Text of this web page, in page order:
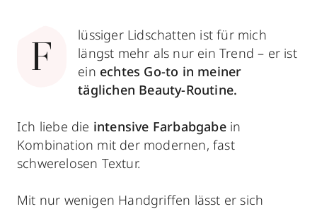
F
lüssiger Lidschatten ist für mich
längst mehr als nur ein Trend – er ist
ein echtes Go-to in meiner
täglichen Beauty-Routine.
Ich liebe die intensive Farbabgabe in
Kombination mit der modernen, fast
schwerelosen Textur.
Mit nur wenigen Handgriffen lässt er sich